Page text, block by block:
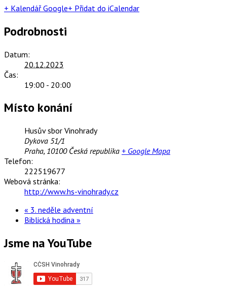
+ Kalendář Google+ Přidat do iCalendar
Podrobnosti
Datum:
20.12.2023
Čas:
19:00 - 20:00
Místo konání
Husův sbor Vinohrady
Dykova 51/1
Praha, 10100 Česká republika + Google Mapa
Telefon:
222519677
Webová stránka:
http://www.hs-vinohrady.cz
« 3. neděle adventní
Biblická hodina »
Jsme na YouTube